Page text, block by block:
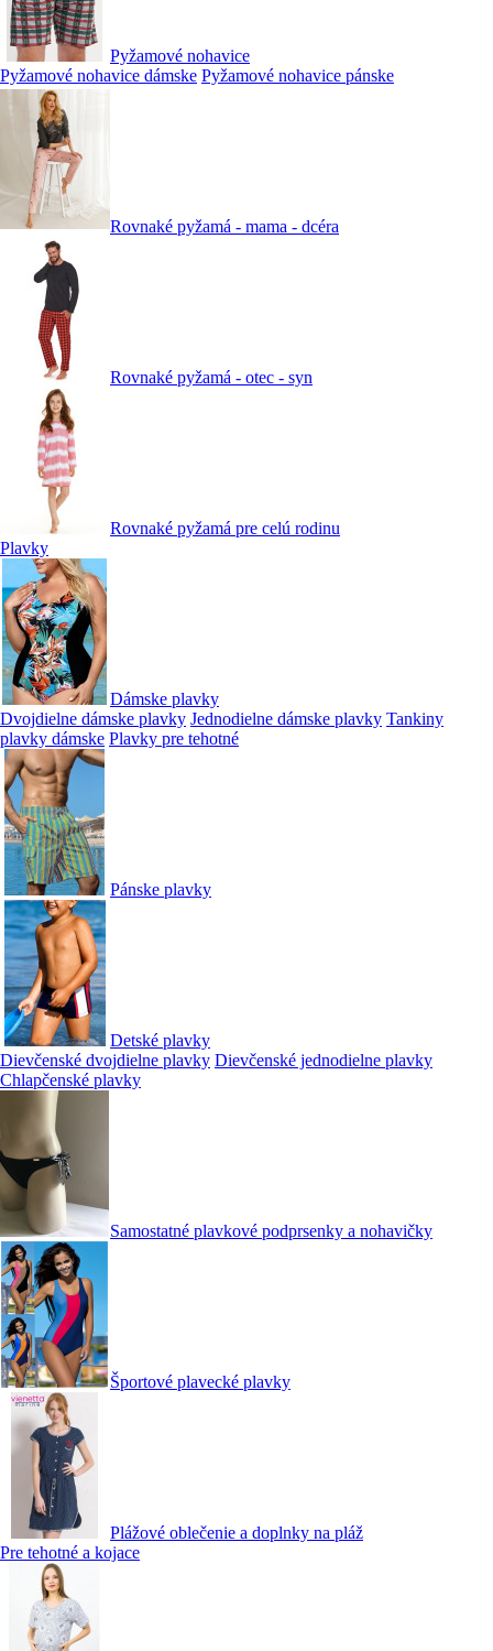
Pyžamové nohavice
Pyžamové nohavice dámske Pyžamové nohavice pánske
Rovnaké pyžamá - mama - dcéra
Rovnaké pyžamá - otec - syn
Rovnaké pyžamá pre celú rodinu
Plavky
Dámske plavky
Dvojdielne dámske plavky Jednodielne dámske plavky Tankiny
plavky dámske Plavky pre tehotné
Pánske plavky
Detské plavky
Dievčenské dvojdielne plavky Dievčenské jednodielne plavky
Chlapčenské plavky
Samostatné plavkové podprsenky a nohavičky
Športové plavecké plavky
Plážové oblečenie a doplnky na pláž
Pre tehotné a kojace